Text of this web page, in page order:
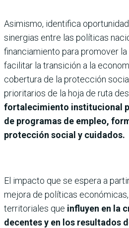
Asimismo, identifica
sinergias entre las políticas
financiamiento para promover
facilitar la transición a la
cobertura de la protección
prioritarios de la hoja de ruta
fortalecimiento institucional
de programas de empleo,
protección social y cuidados.
El impacto que se espera a
mejora de políticas
territoriales que influyen en la
decentes y en los resultados